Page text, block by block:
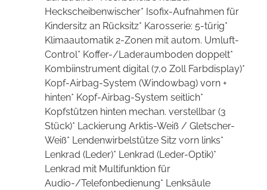
Heckscheibenwischer* Isofix-Aufnahmen für
Kindersitz an Rücksitz* Karosserie: 5-türig*
Klimaautomatik 2-Zonen mit autom. Umluft-
Control* Koffer-/Laderaumboden doppelt*
Kombiinstrument digital (7,0 Zoll Farbdisplay)*
Kopf-Airbag-System (Windowbag) vorn +
hinten* Kopf-Airbag-System seitlich*
Kopfstützen hinten mechan. verstellbar (3
Stück)* Lackierung Arktis-Weiß / Gletscher-
Weiß* Lendenwirbelstütze Sitz vorn links*
Lenkrad (Leder)* Lenkrad (Leder-Optik)*
Lenkrad mit Multifunktion für
Audio-/Telefonbedienung* Lenksäule